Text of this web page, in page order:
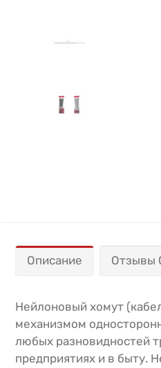
Описание Отзывы
Нейлоновый хомут
механизмом
любых разновидностей
предприятиях и в быту.